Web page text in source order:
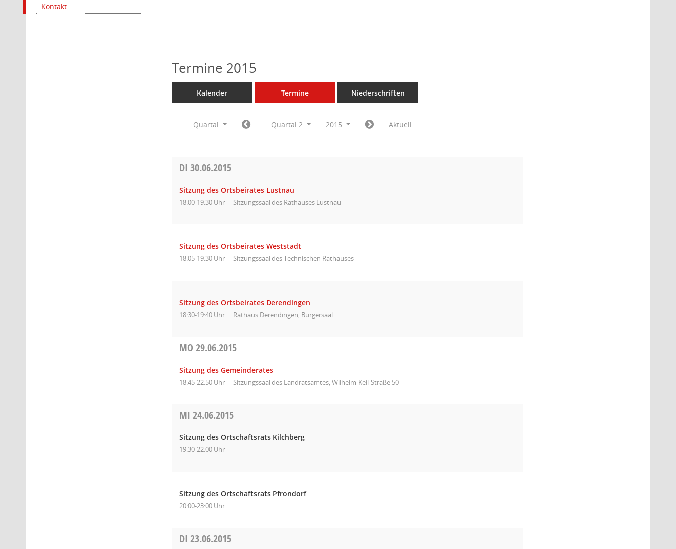
Kontakt
Termine 2015
Kalender Termine Niederschriften
Quartal Quartal 2 2015 Aktuell
DI30.06.2015
Sitzung des Ortsbeirates Lustnau
18:00-19:30 Uhr Sitzungssaal des Rathauses Lustnau
Sitzung des Ortsbeirates Weststadt
18:05-19:30 Uhr Sitzungssaal des Technischen Rathauses
Sitzung des Ortsbeirates Derendingen
18:30-19:40 Uhr Rathaus Derendingen, Bürgersaal
MO29.06.2015
Sitzung des Gemeinderates
18:45-22:50 Uhr Sitzungssaal des Landratsamtes, Wilhelm-Keil-Straße 50
MI24.06.2015
Sitzung des Ortschaftsrats Kilchberg
19:30-22:00 Uhr
Sitzung des Ortschaftsrats Pfrondorf
20:00-23:00 Uhr
DI23.06.2015